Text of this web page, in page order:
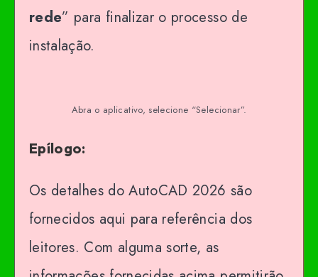
rede” para finalizar o processo de
instalação.
Abra o aplicativo, selecione “Selecionar”.
Epílogo:
Os detalhes do AutoCAD 2026 são
fornecidos aqui para referência dos
leitores. Com alguma sorte, as